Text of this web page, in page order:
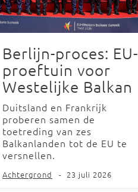
Berlijn-proces: EU-
proeftuin voor
Westelijke Balkan
Duitsland en Frankrijk
proberen samen de
toetreding van zes
Balkanlanden tot de EU te
versnellen.
Achtergrond - 23 juli 2026